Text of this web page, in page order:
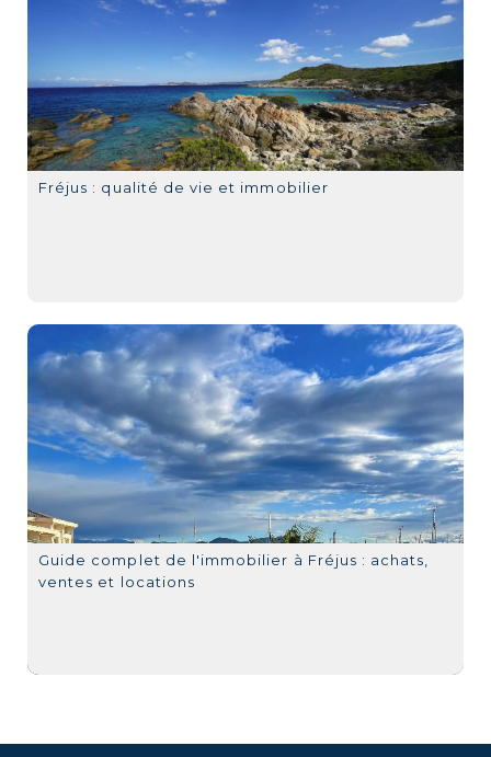
Fréjus : qualité de vie et immobilier
Guide complet de l'immobilier à Fréjus : achats,
ventes et locations